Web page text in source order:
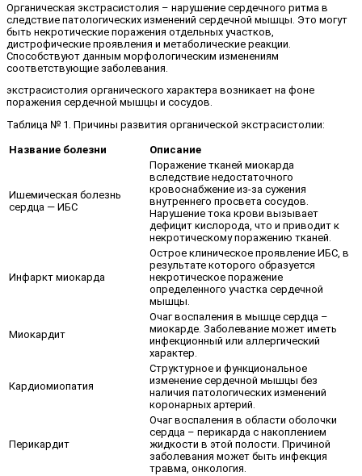
Органическая экстрасистолия – нарушение сердечного ритма в
следствие патологических изменений сердечной мышцы. Это могут
быть некротические поражения отдельных участков,
дистрофические проявления и метаболические реакции.
Способствуют данным морфологическим изменениям
соответствующие заболевания.
экстрасистолия органического характера возникает на фоне
поражения сердечной мышцы и сосудов.
Таблица № 1. Причины развития органической экстрасистолии:
Название болезни Описание
Ишемическая болезнь
сердца — ИБС
Поражение тканей миокарда
вследствие недостаточного
кровоснабжение из-за сужения
внутреннего просвета сосудов.
Нарушение тока крови вызывает
дефицит кислорода, что и приводит к
некротическому поражению тканей.
Инфаркт миокарда
Острое клиническое проявление ИБС, в
результате которого образуется
некротическое поражение
определенного участка сердечной
мышцы.
Миокардит
Очаг воспаления в мышце сердца –
миокарде. Заболевание может иметь
инфекционный или аллергический
характер.
Кардиомиопатия
Структурное и функциональное
изменение сердечной мышцы без
наличия патологических изменений
коронарных артерий.
Перикардит
Очаг воспаления в области оболочки
сердца – перикарда с накоплением
жидкости в этой полости. Причиной
заболевания может быть инфекция
травма, онкология.